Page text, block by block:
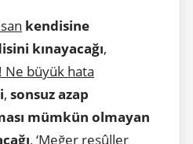
kendisine
kınayacağı,
Ne büyük hata
, sonsuz azap
mümkün olmayan
, ‘Meğer resûller